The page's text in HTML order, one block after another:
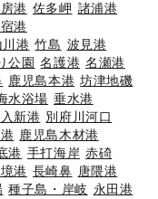
港 佐多岬 諸浦港
港
川港 竹島 波見港
公園 名護港 名瀬港
鹿児島本港 坊津地磯
水浴場 垂水港
新港 別府川河口
鹿児島木材港
港 手打海岸 赤碕
港 長崎鼻 唐隈港
種子島・岸岐 永田港